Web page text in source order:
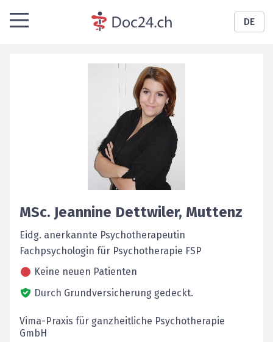
DE
MSc. Jeannine Dettwiler, Muttenz
Eidg. anerkannte Psychotherapeutin
Fachpsychologin für Psychotherapie FSP
Keine neuen Patienten
Durch Grundversicherung gedeckt.
Vima-Praxis für ganzheitliche Psychotherapie
GmbH